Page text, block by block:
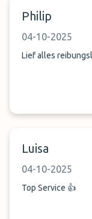
Philip
04-10-2025
Lief alles
Luisa
04-10-2025
Top Service 👍